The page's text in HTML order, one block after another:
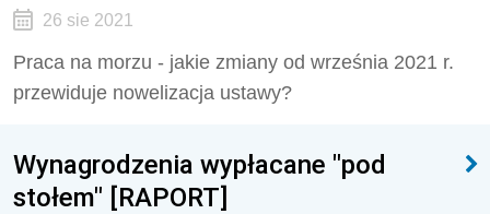
26 sie 2021
Praca na morzu - jakie zmiany od września 2021 r.
przewiduje nowelizacja ustawy?
Wynagrodzenia wypłacane "pod
stołem" [RAPORT]